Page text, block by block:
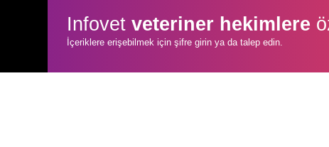
Türkiye’nin en büyük, Avrupa’nın ise
Fuarı AGROEXPO’nun 20.si rekor
Infovetveteriner hekimlere
İçeriklere erişebilmek için şifre girin ya da talep edin.